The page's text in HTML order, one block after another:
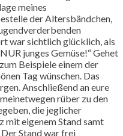
meines
der Altersbändchen,
war sichtlich glücklich, als
junges Gemüse!“ Gehet
Beispiele einem der
Tag wünschen. Das
Anschließend an eure
rüber zu den
die jeglicher
mit eigenem Stand samt
Stand war frei